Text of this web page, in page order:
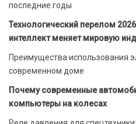
последние годы
Технологический перелом
интеллект меняет мировую
Преимущества использования
современном доме
Почему современные
компьютеры на колесах